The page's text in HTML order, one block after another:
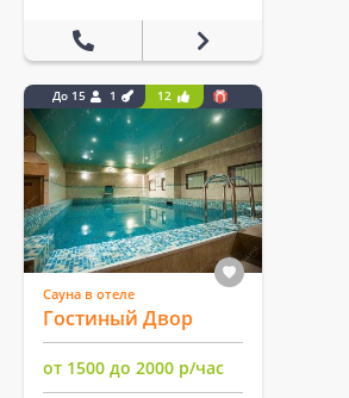
До 15 1 12
Сауна в отеле
Гостиный Двор
от 1500 до 2000 р/час